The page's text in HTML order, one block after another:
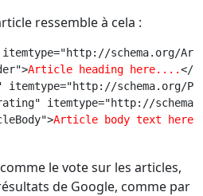
ressemble à cela :
schema.org/
Article heading here....</
schema.org/
itemtype="http://
Article body text
le vote sur les articles,
de Google, comme par